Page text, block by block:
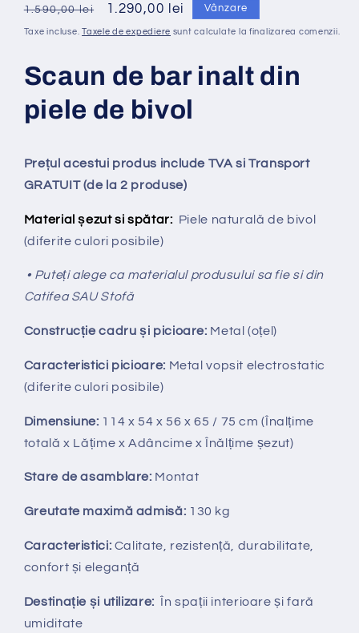
Preț
obișnuit
1.590,00 lei
Preț
redus
1.290,00 lei Vânzare
Taxe incluse.Taxele de expediere sunt calculate la finalizarea comenzii.
Scaun de bar inalt din
piele de bivol
Prețul acestui produs include TVA si Transport
GRATUIT (de la 2 produse)
Material șezut si spătar: Piele naturală de bivol
(diferite culori posibile)
• Puteți alege ca materialul produsului sa fie si din
Catifea SAU Stofă
Construcție cadru și picioare: Metal (oțel)
Caracteristici picioare: Metal vopsit electrostatic
(diferite culori posibile)
Dimensiune: 114 x 54 x 56 x 65 / 75 cm (Înalțime
totală x Lățime x Adâncime x Înălțime șezut)
Stare de asamblare: Montat
Greutate maximă admisă: 130 kg
Caracteristici: Calitate, rezistență, durabilitate,
confort și eleganță
Destinație și utilizare: În spații interioare și fară
umiditate